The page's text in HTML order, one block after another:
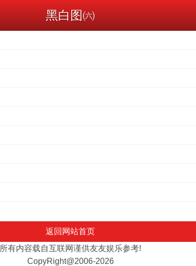
黑白图㈥
返回网站首页
所有内容载自互联网谨供友友娱乐参考!
CopyRight@2006-2026